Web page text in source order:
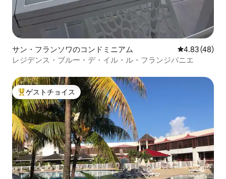
サン・フランソワのコンドミニアム レビュー48
4.83 (48)
レジデンス・ブルー・デ・イル・ル・フランジパニエ
大好評のゲストチョイスです。
ゲストチョイス